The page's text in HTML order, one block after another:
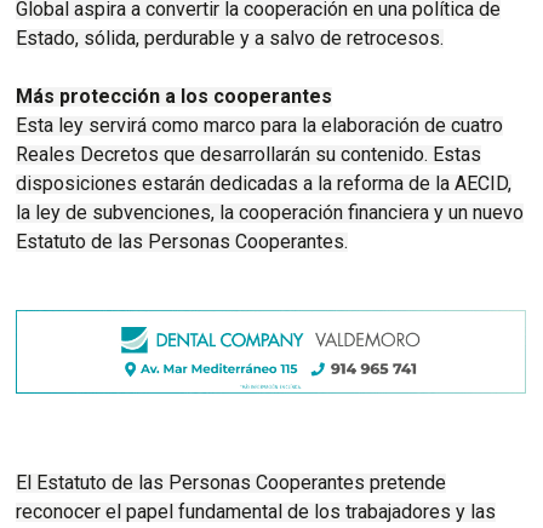
Global aspira a convertir la cooperación en una política de
Estado, sólida, perdurable y a salvo de retrocesos.
Más protección a los cooperantes
Esta ley servirá como marco para la elaboración de cuatro
Reales Decretos que desarrollarán su contenido. Estas
disposiciones estarán dedicadas a la reforma de la AECID,
la ley de subvenciones, la cooperación financiera y un nuevo
Estatuto de las Personas Cooperantes.
El Estatuto de las Personas Cooperantes pretende
reconocer el papel fundamental de los trabajadores y las